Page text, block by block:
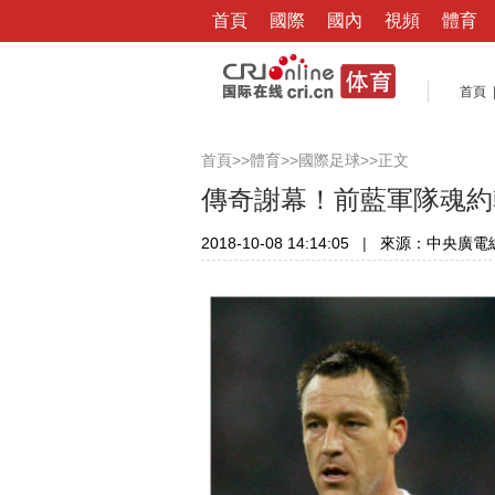
首頁 國際 國內 視頻 體育
首頁
首頁>>體育>>國際足球>>正文
傳奇謝幕！前藍軍隊魂
2018-10-08 14:14:05 | 來源：中央廣電